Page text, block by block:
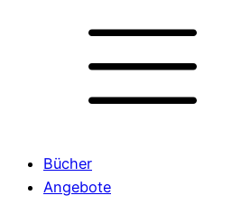
Bücher
Angebote